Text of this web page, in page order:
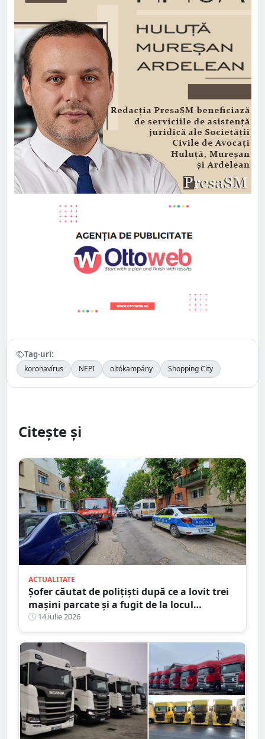
Tag-uri:
koronavírus NEPI oltókampány Shopping City
Citește și
ACTUALITATE
Șofer căutat de polițiști după ce a lovit trei
mașini parcate și a fugit de la locul
accidentului, în Satu Mare
14 iulie 2026